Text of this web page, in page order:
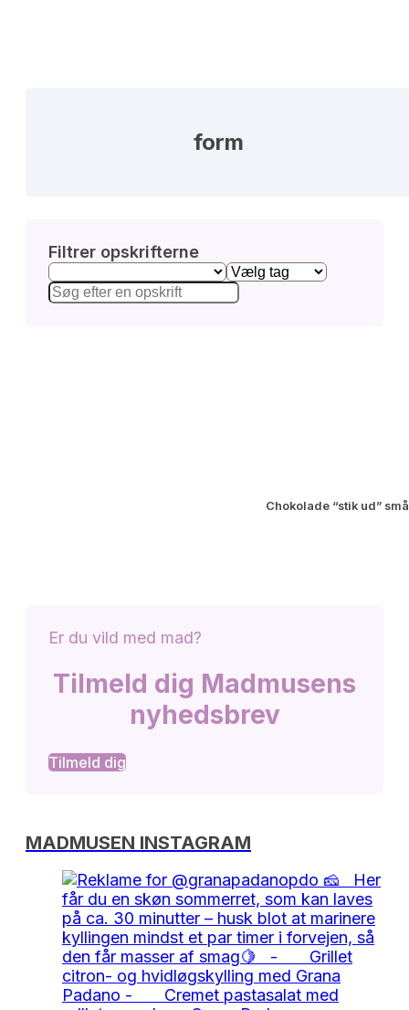
form
Filtrer opskrifterne
Chokolade “stik ud”
Er du vild med mad?
Tilmeld dig Madmusens
nyhedsbrev
Tilmeld dig
MADMUSEN INSTAGRAM